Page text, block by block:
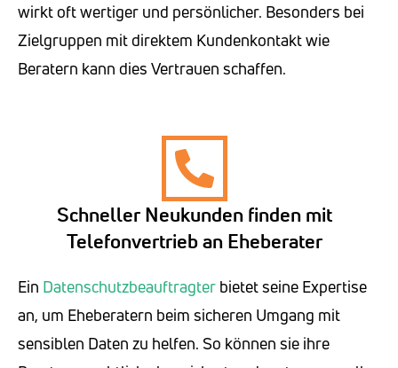
wirkt oft wertiger und persönlicher. Besonders bei
Zielgruppen mit direktem Kundenkontakt wie
Beratern kann dies Vertrauen schaffen.
Schneller Neukunden finden mit
Telefonvertrieb an Eheberater
Ein Datenschutzbeauftragter bietet seine Expertise
an, um Eheberatern beim sicheren Umgang mit
sensiblen Daten zu helfen. So können sie ihre